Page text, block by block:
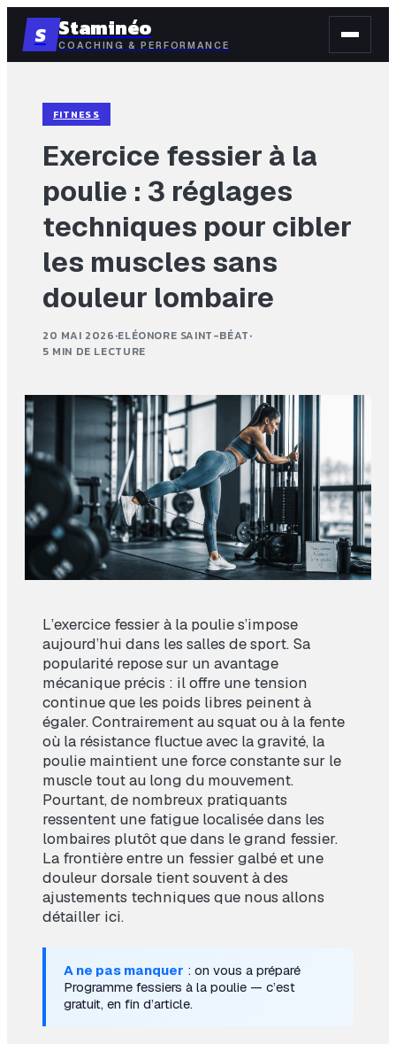
S Staminéo
COACHING & PERFORMANCE
FITNESS
Exercice fessier à la
poulie : 3 réglages
techniques pour cibler
les muscles sans
douleur lombaire
20 MAI 2026·ELÉONORE SAINT-BÉAT·
5 MIN DE LECTURE
L’exercice fessier à la poulie s’impose
aujourd’hui dans les salles de sport. Sa
popularité repose sur un avantage
mécanique précis : il offre une tension
continue que les poids libres peinent à
égaler. Contrairement au squat ou à la fente
où la résistance fluctue avec la gravité, la
poulie maintient une force constante sur le
muscle tout au long du mouvement.
Pourtant, de nombreux pratiquants
ressentent une fatigue localisée dans les
lombaires plutôt que dans le grand fessier.
La frontière entre un fessier galbé et une
douleur dorsale tient souvent à des
ajustements techniques que nous allons
détailler ici.
A ne pas manquer : on vous a préparé
Programme fessiers à la poulie — c’est
gratuit, en fin d’article.